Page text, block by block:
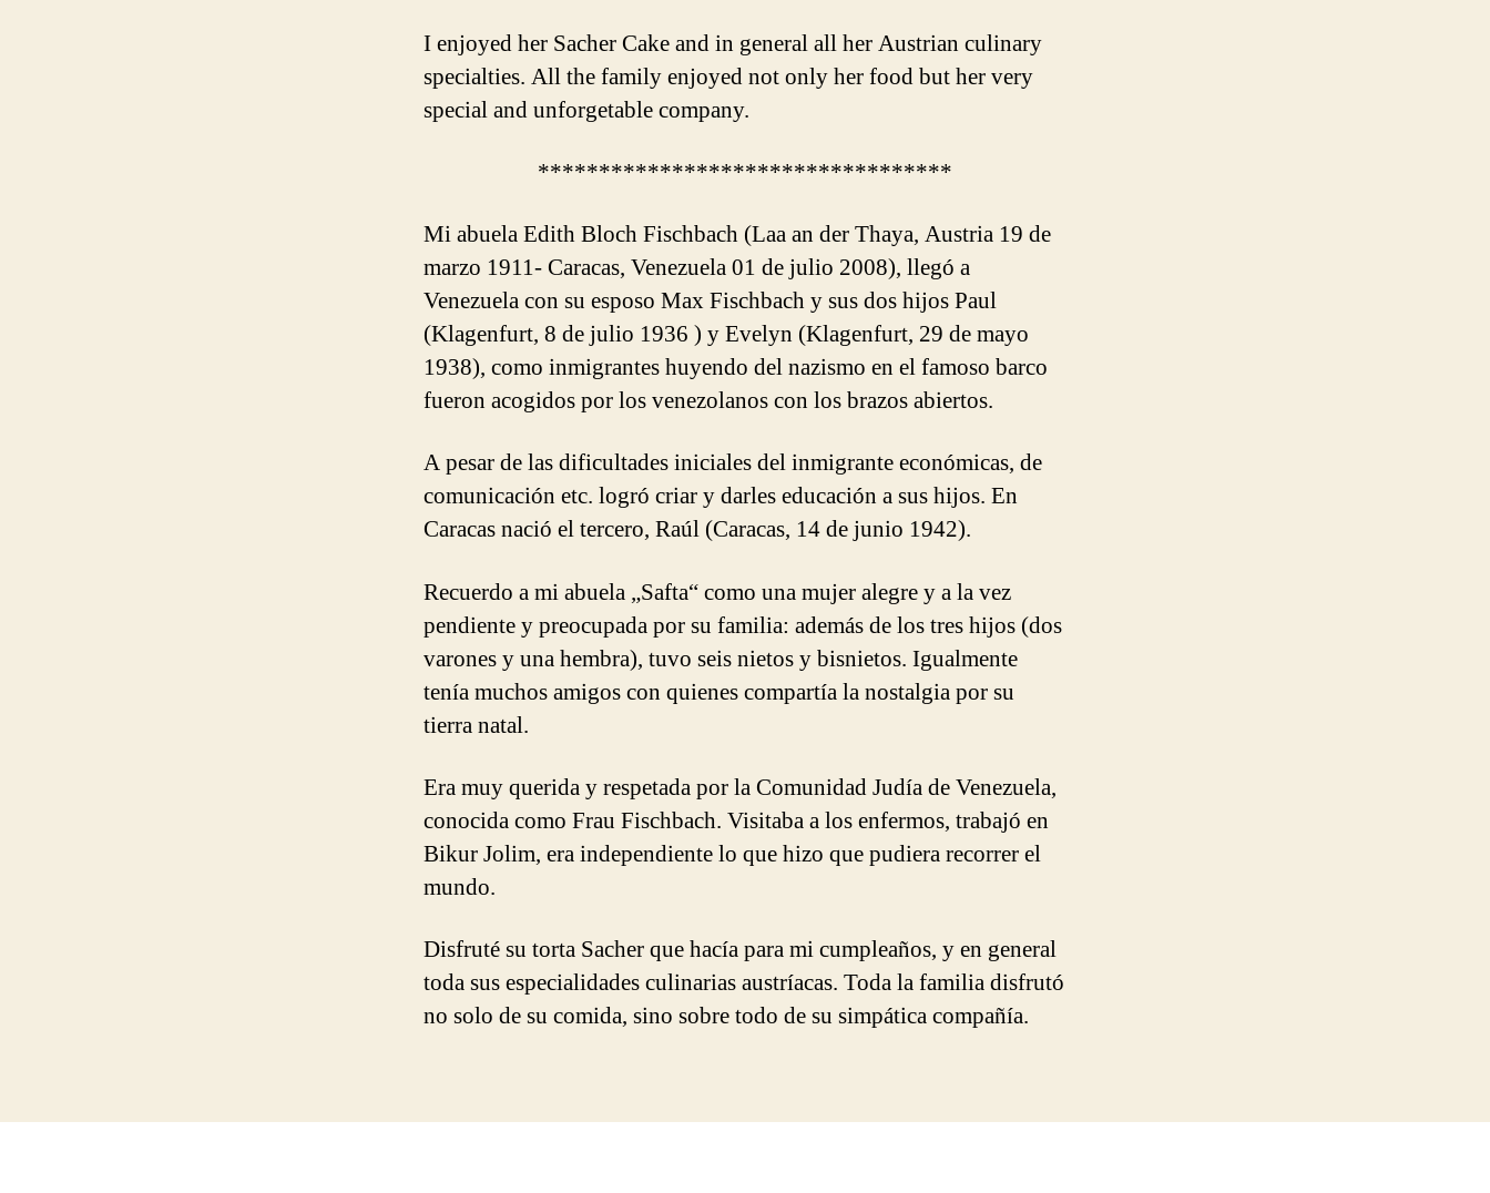
I enjoyed her Sacher Cake and in general all her Austrian culinary
specialties. All the family enjoyed not only her food but her very
special and unforgetable company.
**********************************
Mi abuela Edith Bloch Fischbach (Laa an der Thaya, Austria 19 de
marzo 1911- Caracas, Venezuela 01 de julio 2008), llegó a
Venezuela con su esposo Max Fischbach y sus dos hijos Paul
(Klagenfurt, 8 de julio 1936 ) y Evelyn (Klagenfurt, 29 de mayo
1938), como inmigrantes huyendo del nazismo en el famoso barco
fueron acogidos por los venezolanos con los brazos abiertos.
A pesar de las dificultades iniciales del inmigrante económicas, de
comunicación etc. logró criar y darles educación a sus hijos. En
Caracas nació el tercero, Raúl (Caracas, 14 de junio 1942).
Recuerdo a mi abuela „Safta“ como una mujer alegre y a la vez
pendiente y preocupada por su familia: además de los tres hijos (dos
varones y una hembra), tuvo seis nietos y bisnietos. Igualmente
tenía muchos amigos con quienes compartía la nostalgia por su
tierra natal.
Era muy querida y respetada por la Comunidad Judía de Venezuela,
conocida como Frau Fischbach. Visitaba a los enfermos, trabajó en
Bikur Jolim, era independiente lo que hizo que pudiera recorrer el
mundo.
Disfruté su torta Sacher que hacía para mi cumpleaños, y en general
toda sus especialidades culinarias austríacas. Toda la familia disfrutó
no solo de su comida, sino sobre todo de su simpática compañía.